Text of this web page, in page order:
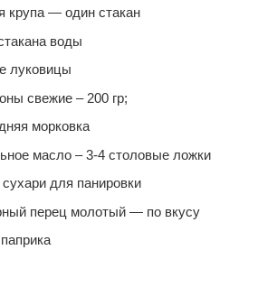
крупа — один стакан
воды
луковицы
свежие – 200 гр;
морковка
масло – 3-4 столовые ложки
для панировки
перец молотый — по вкусу